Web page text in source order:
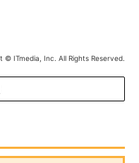
© ITmedia, Inc. All Rights Reserved.